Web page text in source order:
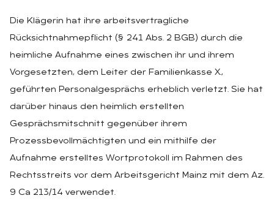
Die Klägerin hat ihre arbeitsvertragliche
Rücksichtnahmepflicht (§ 241 Abs. 2 BGB) durch die
heimliche Aufnahme eines zwischen ihr und ihrem
Vorgesetzten, dem Leiter der Familienkasse X.,
geführten Personalgesprächs erheblich verletzt. Sie hat
darüber hinaus den heimlich erstellten
Gesprächsmitschnitt gegenüber ihrem
Prozessbevollmächtigten und ein mithilfe der
Aufnahme erstelltes Wortprotokoll im Rahmen des
Rechtsstreits vor dem Arbeitsgericht Mainz mit dem Az.
9 Ca 213/14 verwendet.